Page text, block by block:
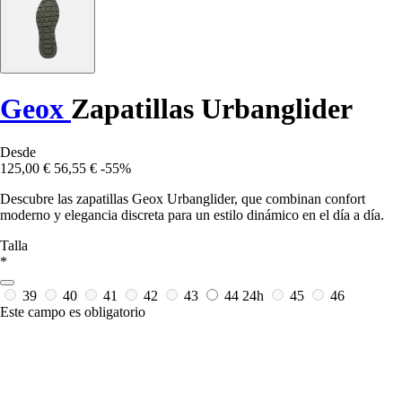
Geox Zapatillas Urbanglider
Desde
125,00 € 56,55 € -55%
Descubre las zapatillas Geox Urbanglider, que combinan confort
moderno y elegancia discreta para un estilo dinámico en el día a día.
Talla
*
39 40 41 42 43 44 24h 45
46
Este campo es obligatorio